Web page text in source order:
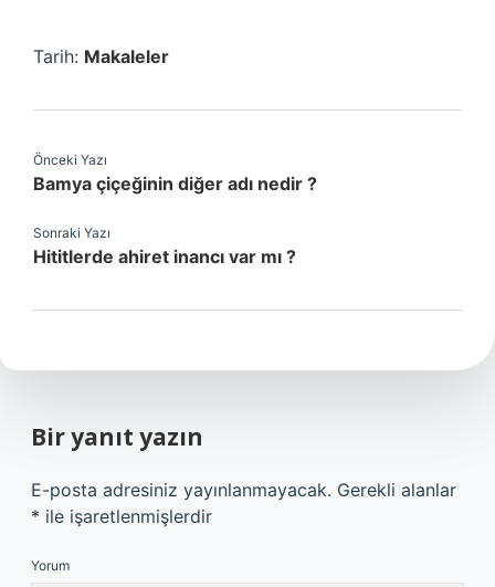
Tarih: Makaleler
Önceki Yazı
Bamya çiçeğinin diğer adı nedir ?
Sonraki Yazı
Hititlerde ahiret inancı var mı ?
Bir yanıt yazın
E-posta adresiniz yayınlanmayacak. Gerekli alanlar
* ile işaretlenmişlerdir
Yorum